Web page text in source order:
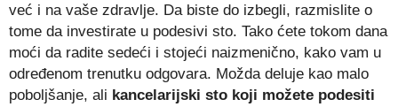
već i na vaše zdravlje. Da biste do izbegli, razmislite o
tome da investirate u podesivi sto. Tako ćete tokom dana
moći da radite sedeći i stojeći naizmenično, kako vam u
određenom trenutku odgovara. Možda deluje kao malo
poboljšanje, ali kancelarijski sto koji možete podesiti